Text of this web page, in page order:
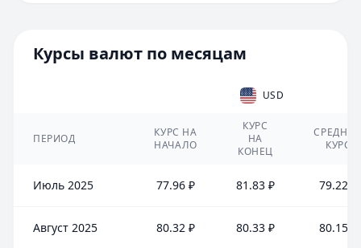
Курсы валют по месяцам
USD
ПЕРИОД
КУРС НА
НАЧАЛО
КУРС
НА
КОНЕЦ
КУРС
Июль 2025 77.96 ₽ 81.83 ₽ 79.22 ₽
Август 2025 80.32 ₽ 80.33 ₽ 80.15 ₽